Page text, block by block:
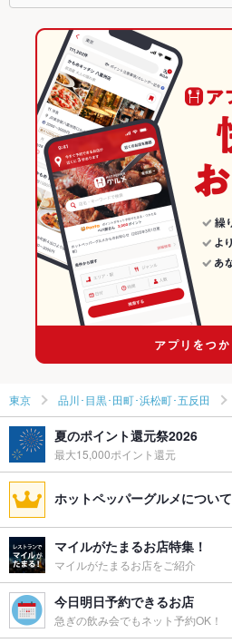
東京 品川･目黒･田町･浜松町･五反田
夏のポイント還元祭2026
最大15,000ポイント還元
ホットペッパーグルメについて
マイルがたまるお店特集！
マイルがたまるお店をご紹介
今日明日予約できるお店
急ぎの飲み会でもネット予約OK！